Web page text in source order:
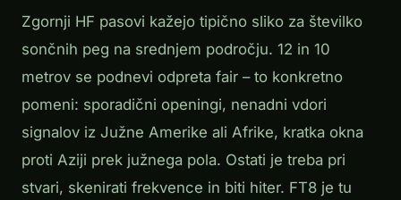
Zgornji HF pasovi kažejo tipično sliko za številko
sončnih peg na srednjem področju. 12 in 10
metrov se podnevi odpreta fair – to konkretno
pomeni: sporadični openingi, nenadni vdori
signalov iz Južne Amerike ali Afrike, kratka okna
proti Aziji prek južnega pola. Ostati je treba pri
stvari, skenirati frekvence in biti hiter. FT8 je tu